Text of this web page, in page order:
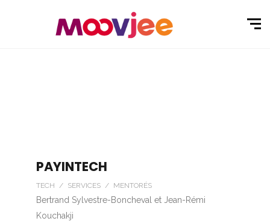
PAYINTECH
TECH / SERVICES / MENTORÉS
Bertrand Sylvestre-Boncheval et Jean-Rémi
Kouchakji